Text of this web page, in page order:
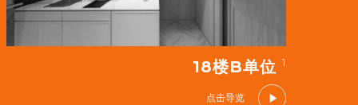
18楼B单位 1
点击导览